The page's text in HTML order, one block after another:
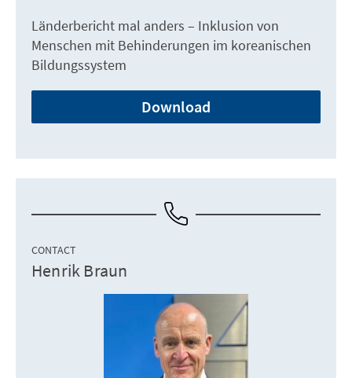
Länderbericht mal anders – Inklusion von
Menschen mit Behinderungen im koreanischen
Bildungssystem
Download
CONTACT
Henrik Braun